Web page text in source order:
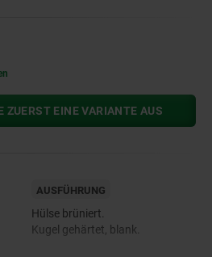
ZUERST EINE VARIANTE AUS
AUSFÜHRUNG
Hülse brüniert.
Kugel gehärtet, blank.